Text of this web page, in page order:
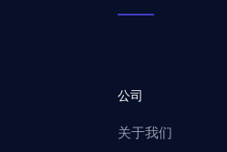
公司
关于我们